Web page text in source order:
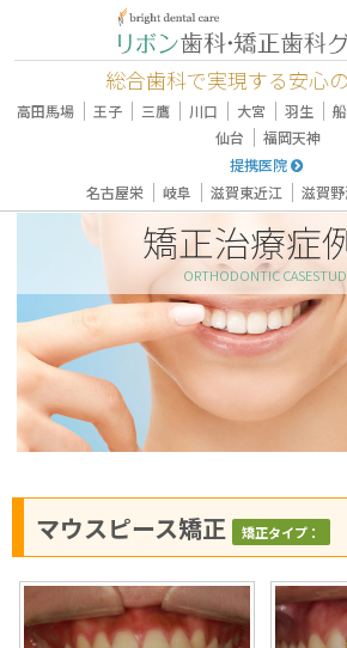
総合歯科で実現する安心
高田馬場 ｜ 王子 ｜ 三鷹 ｜ 川口 ｜ 大宮 ｜ 羽生 ｜
仙台 ｜ 福岡天神
提携医院
名古屋栄 ｜ 岐阜 ｜ 滋賀東近江 ｜ 滋賀野
矯正治療症
ORTHODONTIC
マウスピース矯正 矯正タイプ：